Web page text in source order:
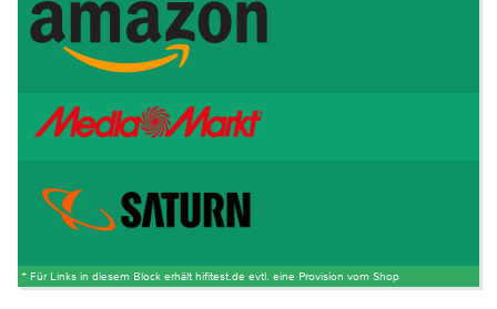
* Für Links in diesem Block erhält hifitest.de evtl. eine Provision vom Shop